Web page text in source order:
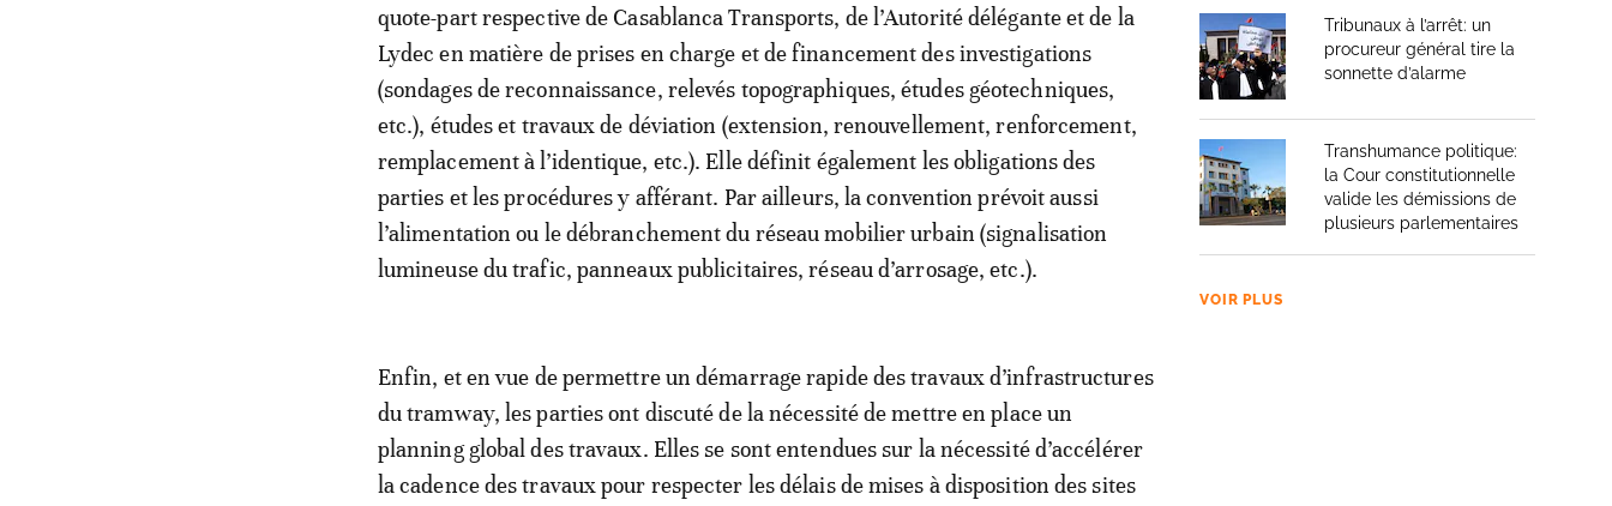
quote-part respective de Casablanca Transports, de l’Autorité délégante et de la
Lydec en matière de prises en charge et de financement des investigations
(sondages de reconnaissance, relevés topographiques, études géotechniques,
etc.), études et travaux de déviation (extension, renouvellement, renforcement,
remplacement à l’identique, etc.). Elle définit également les obligations des
parties et les procédures y afférant. Par ailleurs, la convention prévoit aussi
l’alimentation ou le débranchement du réseau mobilier urbain (signalisation
lumineuse du trafic, panneaux publicitaires, réseau d’arrosage, etc.).
Enfin, et en vue de permettre un démarrage rapide des travaux d’infrastructures
du tramway, les parties ont discuté de la nécessité de mettre en place un
planning global des travaux. Elles se sont entendues sur la nécessité d’accélérer
la cadence des travaux pour respecter les délais de mises à disposition des sites
Tribunaux à l’arrêt: un
procureur général tire la
sonnette d’alarme
Transhumance politique:
la Cour constitutionnelle
valide les démissions de
plusieurs parlementaires
VOIR PLUS